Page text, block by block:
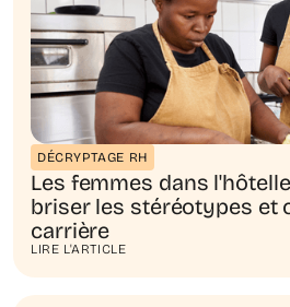
DÉCRYPTAGE RH
Les femmes dans
briser les stéréotypes et
carrière
LIRE L'ARTICLE